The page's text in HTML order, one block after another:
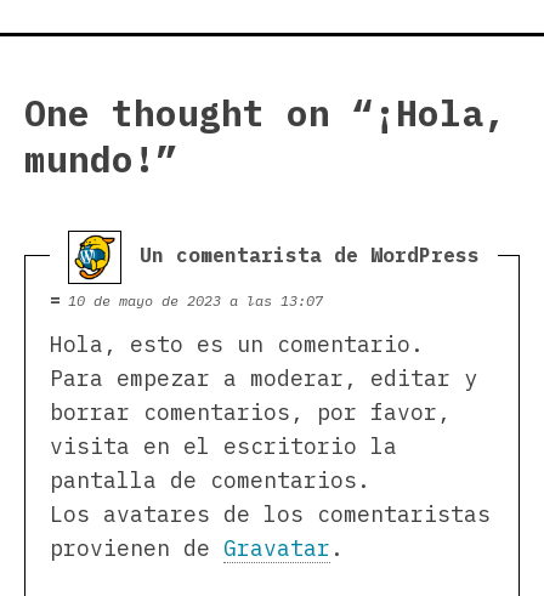
One thought on “ ¡Hola,
mundo! ”
Un comentarista de WordPress dice:
10 de mayo de 2023 a las 13:07
Hola, esto es un comentario.
Para empezar a moderar, editar y
borrar comentarios, por favor,
visita en el escritorio la
pantalla de comentarios.
Los avatares de los comentaristas
provienen de Gravatar .